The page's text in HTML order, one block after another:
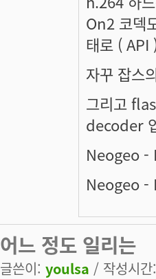
On2 코덱
태로 ( API
자꾸 잡스
그리고
decoder
Neogeo
Neogeo
어느 정도 일리는
글쓴이: youlsa / 작성시